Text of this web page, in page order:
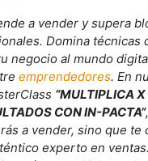
a vender y supera
Domina técnicas
negocio al mundo
emprendedores. En
“MULTIPLICA
CON IN-PACTA”
a vender, sino que te
experto en